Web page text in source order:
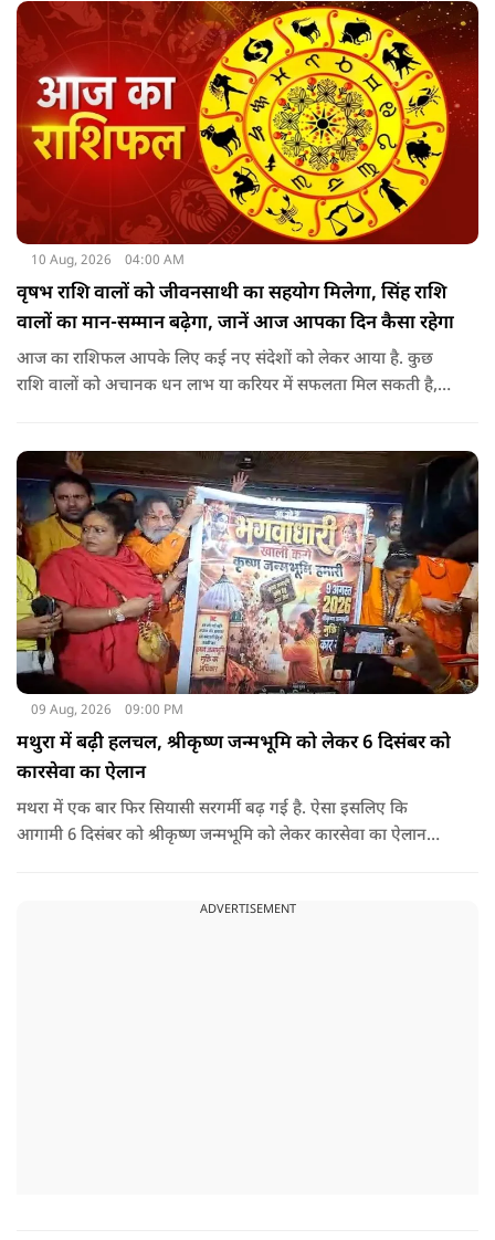
10 Aug, 2026 04:00 AM
वृषभ राशि वालों को जीवनसाथी का सहयोग मिलेगा, सिंह राशि
वालों का मान-सम्मान बढ़ेगा, जानें आज आपका दिन कैसा रहेगा
आज का राशिफल आपके लिए कई नए संदेशों को लेकर आया है. कुछ
राशि वालों को अचानक धन लाभ या करियर में सफलता मिल सकती है,
सकता है.
09 Aug, 2026 09:00 PM
मथुरा में बढ़ी हलचल, श्रीकृष्ण जन्मभूमि को लेकर 6 दिसंबर को
कारसेवा का ऐलान
मथरा में एक बार फिर सियासी सरगर्मी बढ़ गई है. ऐसा इसलिए कि
आगामी 6 दिसंबर को श्रीकृष्ण जन्मभूमि को लेकर कारसेवा का ऐलान
ADVERTISEMENT